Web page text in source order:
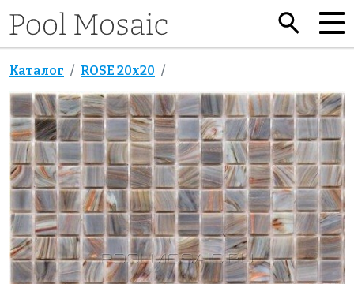
Каталог ROSE 20x20